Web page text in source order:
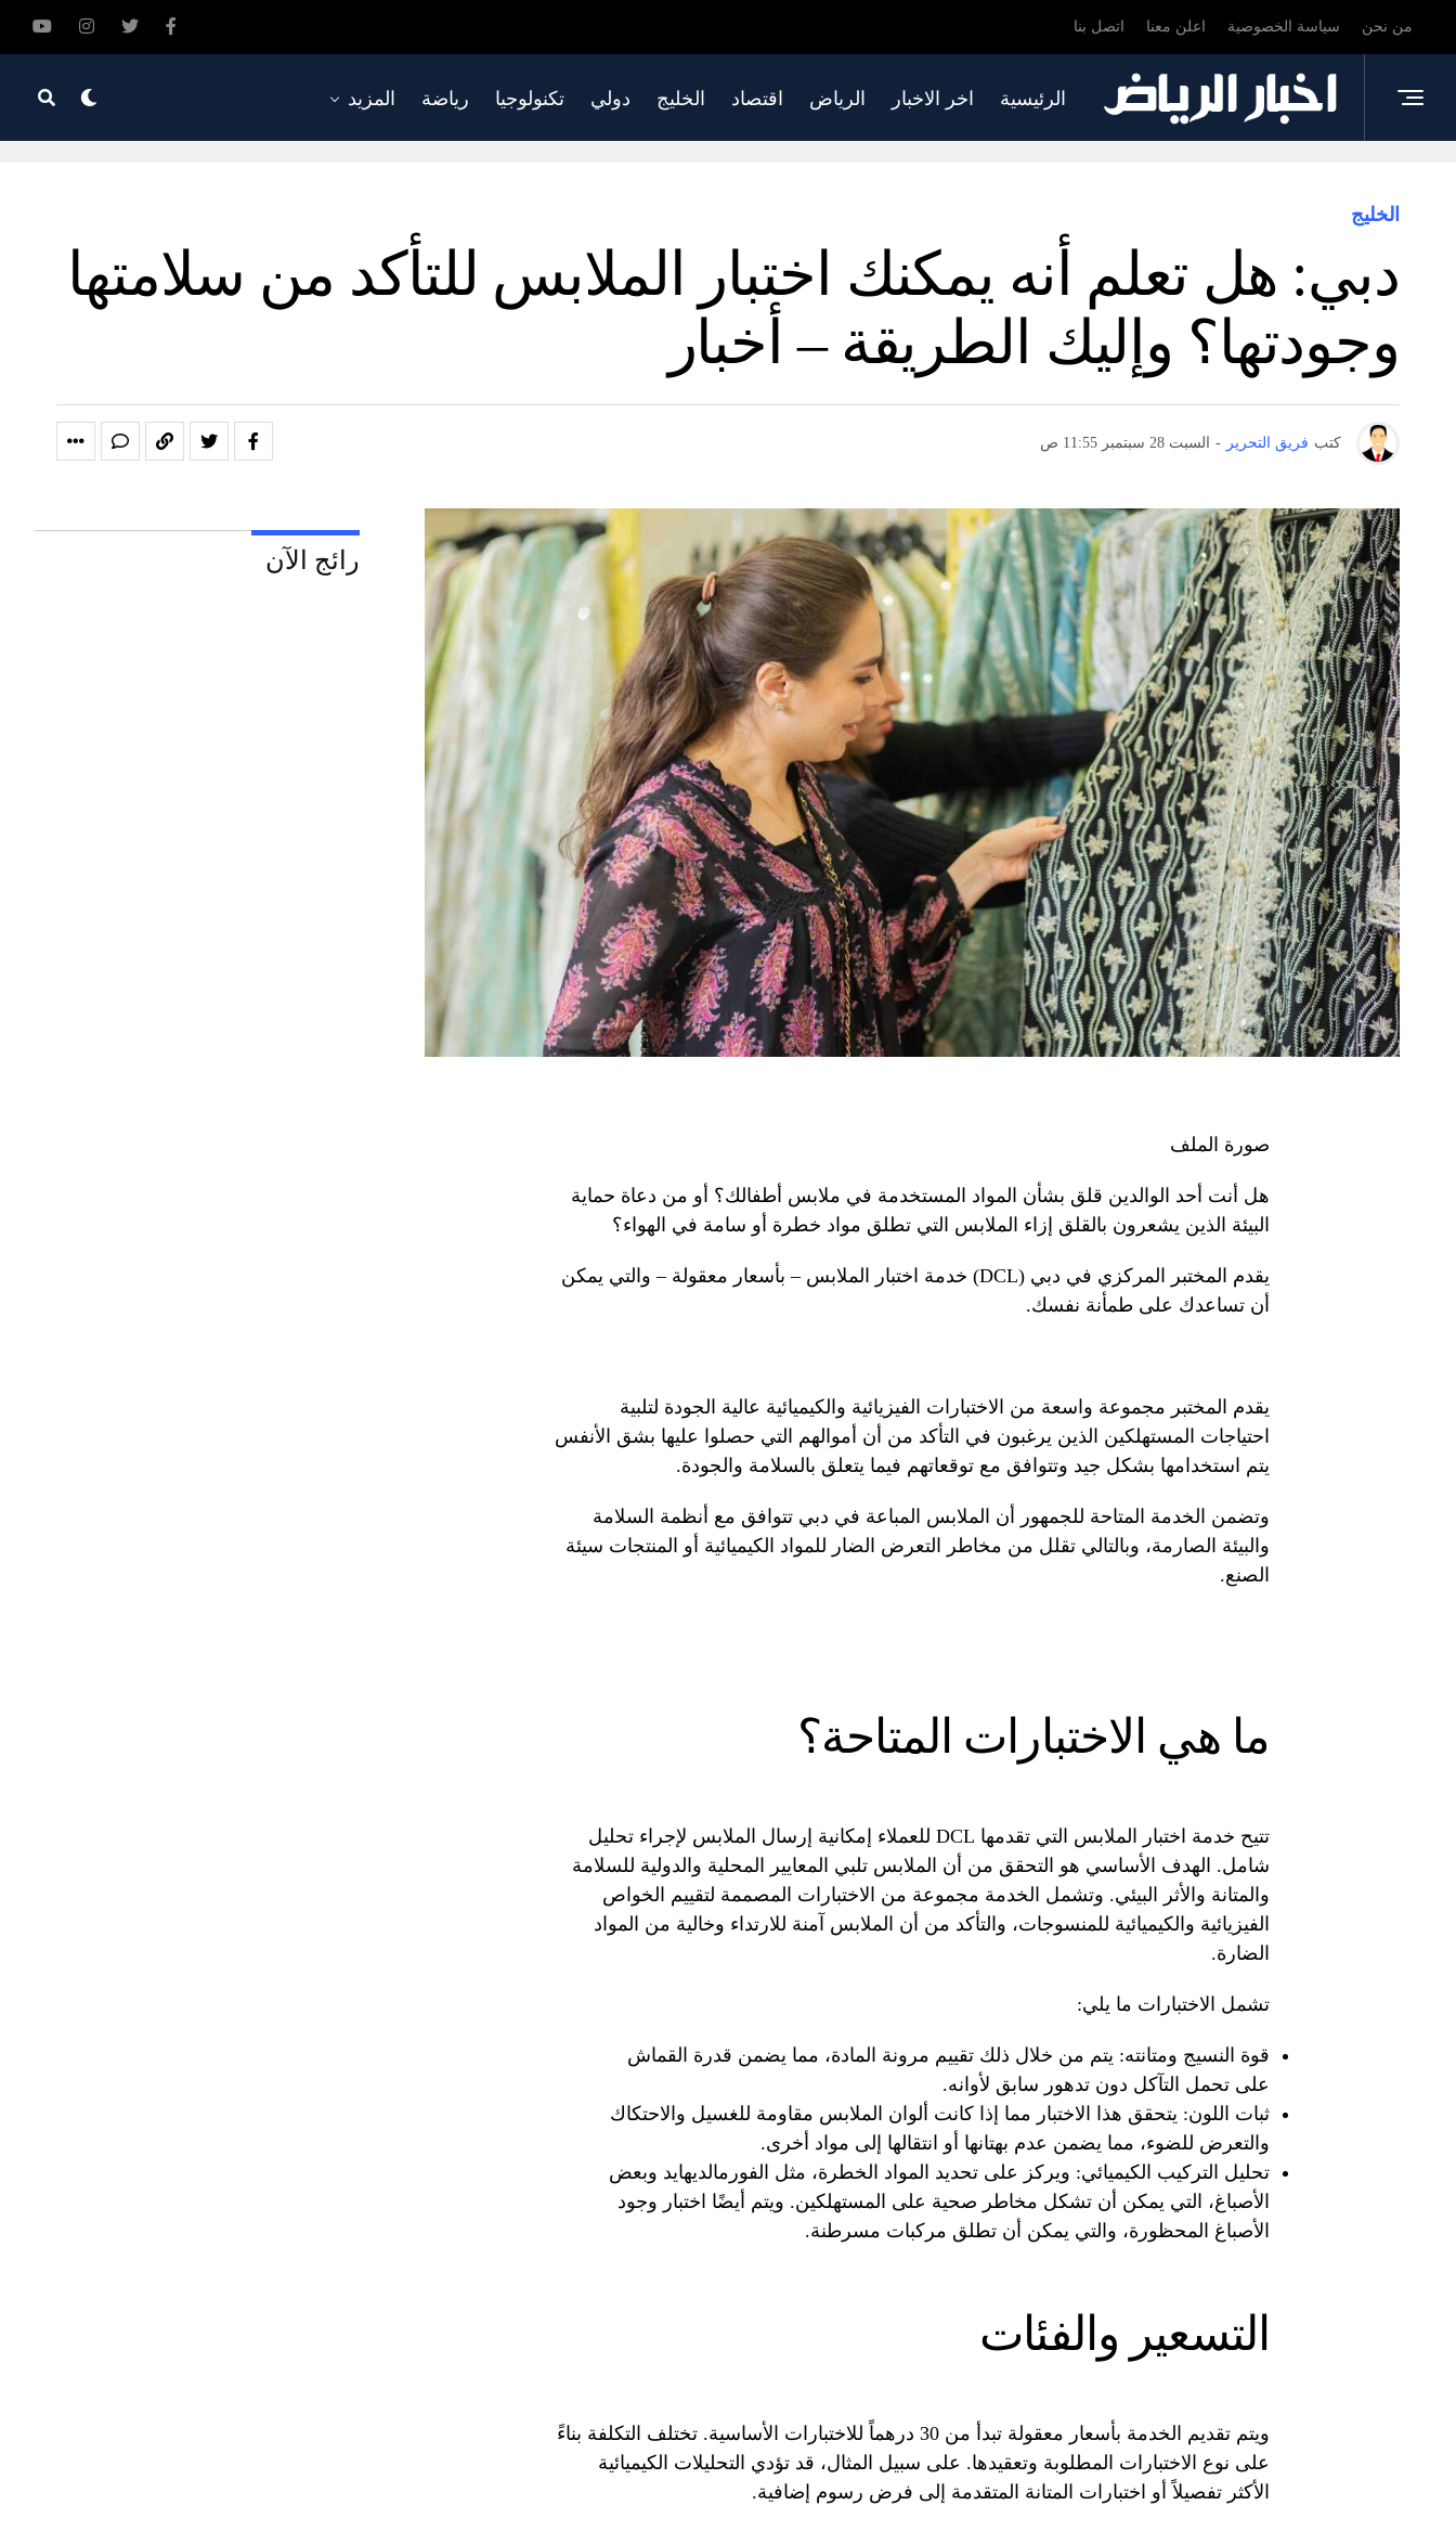
من نحن سياسة الخصوصية اعلن معنا اتصل بنا
الرئيسية اخر الاخبار الرياض اقتصاد الخليج دولي تكنولوجيا رياضة المزيد
الخليج
دبي: هل تعلم أنه يمكنك اختبار الملابس للتأكد من سلامتها
وجودتها؟ وإليك الطريقة – أخبار
كتب فريق التحرير - السبت 28 سبتمبر 11:55 ص
صورة الملف
هل أنت أحد الوالدين قلق بشأن المواد المستخدمة في ملابس أطفالك؟ أو من دعاة حماية
البيئة الذين يشعرون بالقلق إزاء الملابس التي تطلق مواد خطرة أو سامة في الهواء؟
يقدم المختبر المركزي في دبي (DCL) خدمة اختبار الملابس – بأسعار معقولة – والتي يمكن
أن تساعدك على طمأنة نفسك.
يقدم المختبر مجموعة واسعة من الاختبارات الفيزيائية والكيميائية عالية الجودة لتلبية
احتياجات المستهلكين الذين يرغبون في التأكد من أن أموالهم التي حصلوا عليها بشق الأنفس
يتم استخدامها بشكل جيد وتتوافق مع توقعاتهم فيما يتعلق بالسلامة والجودة.
وتضمن الخدمة المتاحة للجمهور أن الملابس المباعة في دبي تتوافق مع أنظمة السلامة
والبيئة الصارمة، وبالتالي تقلل من مخاطر التعرض الضار للمواد الكيميائية أو المنتجات سيئة
الصنع.
ما هي الاختبارات المتاحة؟
تتيح خدمة اختبار الملابس التي تقدمها DCL للعملاء إمكانية إرسال الملابس لإجراء تحليل
شامل. الهدف الأساسي هو التحقق من أن الملابس تلبي المعايير المحلية والدولية للسلامة
والمتانة والأثر البيئي. وتشمل الخدمة مجموعة من الاختبارات المصممة لتقييم الخواص
الفيزيائية والكيميائية للمنسوجات، والتأكد من أن الملابس آمنة للارتداء وخالية من المواد
الضارة.
تشمل الاختبارات ما يلي:
قوة النسيج ومتانته: يتم من خلال ذلك تقييم مرونة المادة، مما يضمن قدرة القماش
على تحمل التآكل دون تدهور سابق لأوانه.
ثبات اللون: يتحقق هذا الاختبار مما إذا كانت ألوان الملابس مقاومة للغسيل والاحتكاك
والتعرض للضوء، مما يضمن عدم بهتانها أو انتقالها إلى مواد أخرى.
تحليل التركيب الكيميائي: ويركز على تحديد المواد الخطرة، مثل الفورمالديهايد وبعض
الأصباغ، التي يمكن أن تشكل مخاطر صحية على المستهلكين. ويتم أيضًا اختبار وجود
الأصباغ المحظورة، والتي يمكن أن تطلق مركبات مسرطنة.
التسعير والفئات
ويتم تقديم الخدمة بأسعار معقولة تبدأ من 30 درهماً للاختبارات الأساسية. تختلف التكلفة بناءً
على نوع الاختبارات المطلوبة وتعقيدها. على سبيل المثال، قد تؤدي التحليلات الكيميائية
الأكثر تفصيلاً أو اختبارات المتانة المتقدمة إلى فرض رسوم إضافية.
رائج الآن